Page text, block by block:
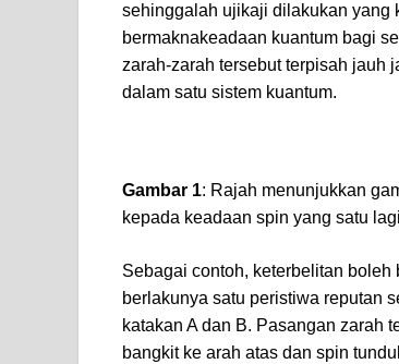
sehinggalah ujikaji dilakukan yang
bermaknakeadaan kuantum bagi
zarah-zarah tersebut terpisah jauh
dalam satu sistem kuantum.
Gambar 1: Rajah menunjukkan
kepada keadaan spin yang satu
Sebagai contoh, keterbelitan
berlakunya satu peristiwa reputan
katakan A dan B. Pasangan zarah
bangkit ke arah atas dan spin